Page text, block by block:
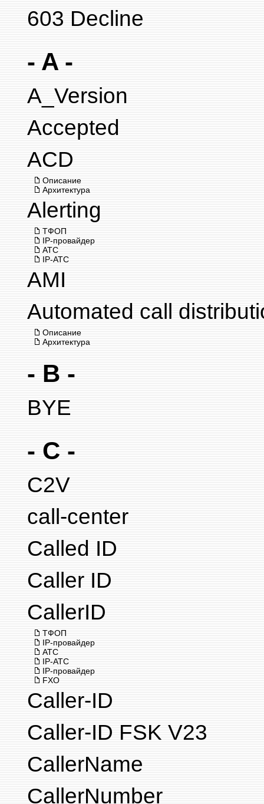
603 Decline
- A -
A_Version
Accepted
ACD
Описание
Архитектура
Alerting
ТФОП
IP-провайдер
АТС
IP-АТС
AMI
Automated call
Описание
Архитектура
- B -
BYE
- C -
C2V
call-center
Called ID
Caller ID
CallerID
ТФОП
IP-провайдер
АТС
IP-АТС
IP-провайдер
FXO
Caller-ID
Caller-ID FSK V23
CallerName
CallerNumber